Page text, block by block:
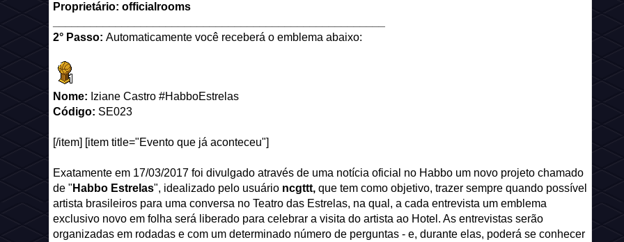
Proprietário: officialrooms
2° Passo: Automaticamente você receberá o emblema abaixo:
Nome: Iziane Castro #HabboEstrelas
Código: SE023
[/item] [item title="Evento que já aconteceu"]
Exatamente em 17/03/2017 foi divulgado através de uma notícia oficial no Habbo um novo projeto chamado
de " Habbo Estrelas", idealizado pelo usuário ncgttt, que tem como objetivo, trazer sempre quando possível
artista brasileiros para uma conversa no Teatro das Estrelas, na qual, a cada entrevista um emblema
exclusivo novo em folha será liberado para celebrar a visita do artista ao Hotel. As entrevistas serão
organizadas em rodadas e com um determinado número de perguntas - e, durante elas, poderá se conhecer